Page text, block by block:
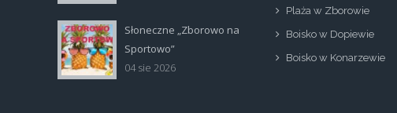
ikona_zborowo_na_sportowo.jpg
Słoneczne „Zborowo na
Sportowo”
04 sie 2026
Plaża w Zborowie
Boisko w Dopiewie
Boisko w Konarzewie